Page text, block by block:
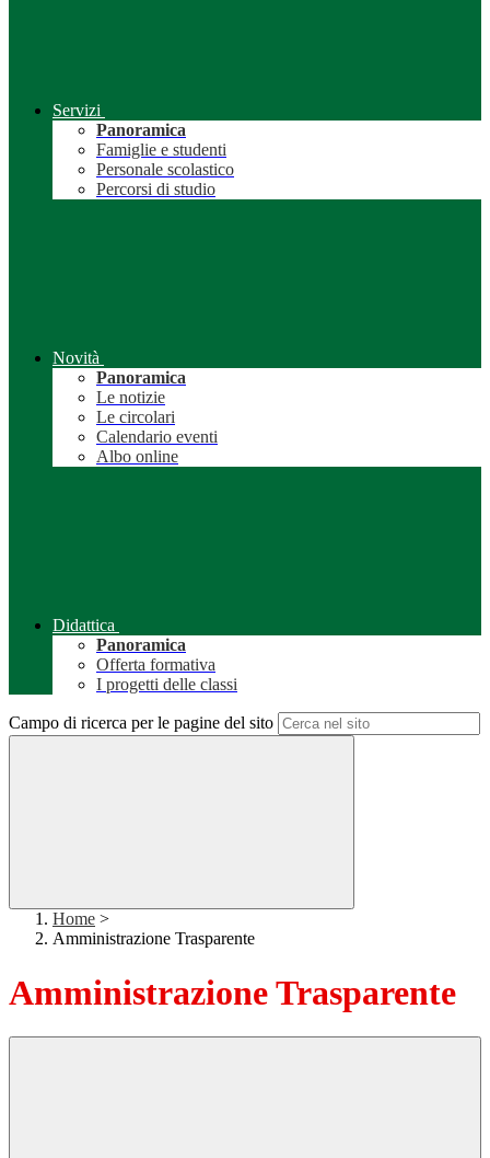
Servizi
Panoramica
Famiglie e studenti
Personale scolastico
Percorsi di studio
Novità
Panoramica
Le notizie
Le circolari
Calendario eventi
Albo online
Didattica
Panoramica
Offerta formativa
I progetti delle classi
Campo di ricerca per le pagine del sito
Home >
Amministrazione Trasparente
Amministrazione Trasparente